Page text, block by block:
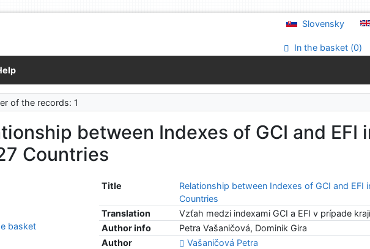
Slovensky
In the basket (0)
of the records: 1
between Indexes of GCI and EFI
Countries
Title
Relationship between Indexes of GCI and EFI
Countries
Translation
Vzťah medzi indexami GCI a EFI v prípade
Author info
Petra Vašaničová, Dominik Gira
Author
Vašaničová Petra
basket